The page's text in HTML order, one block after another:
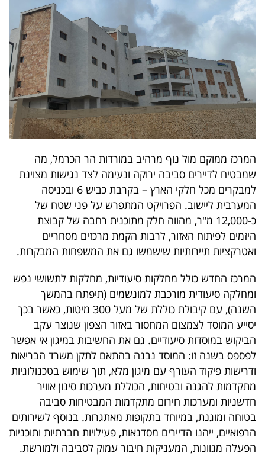
פעולה
דרושים
ניוזלטרים
מייל
אדום
פרסמו
באייס
עקבו
המרכז ממוקם מול נוף מרהיב במורדות הר הכרמל, מה
שמבטיח לדיירים סביבה ירוקה ונעימה לצד נגישות מצוינת
למבקרים מכל חלקי הארץ – בקרבת כביש 6 ובכניסה
המערבית ליישוב. הפרויקט המתפרש על פני שטח של
כ-12,000 מ"ר, מהווה חלק מתוכנית רחבה של קבוצת
היזמים לפיתוח האזור, לרבות הקמת מרכזים מסחריים
ואטרקציות תיירותיות שישמשו גם את המשפחות המבקרות.
המרכז החדש כולל מחלקות סיעודיות, מחלקות לתשושי נפש
ומחלקה סיעודית מורכבת למונשמים (תיפתח בהמשך
השנה), עם קיבולת כוללת של מעל 300 מיטות, כאשר בכך
יסייע המוסד לצמצום המחסור באזור הצפון שנוצר עקב
הביקוש במוסדות סיעודיים. גם את החשיבות במיגון אי אפשר
לפספס בשנה זו: המוסד נבנה בהתאם לתקן משרד הבריאות
ודרישות פיקוד העורף עם מיגון מלא, תוך שימוש בטכנולוגיות
מתקדמות להגנה ובטיחות, הכוללת מערכות סינון אוויר
חדשניות ומערכות חירום מתקדמות המבטיחות סביבה
בטוחה ומוגנת, במיוחד בתקופות מאתגרות. בנוסף לשירותים
הרפואיים, ייהנו הדיירים מסדנאות, פעילויות חברתיות ותוכניות
הפעלה מגוונות, המעניקות חיבור עמוק לסביבה ולמורשת.